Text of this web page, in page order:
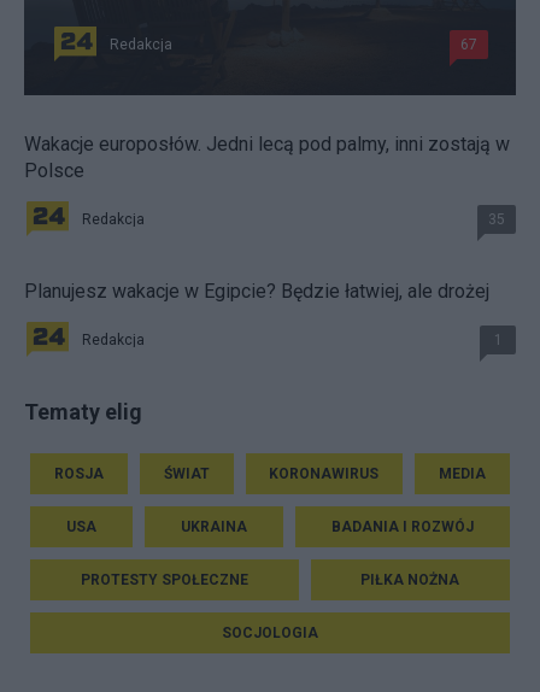
Redakcja 67
Wakacje europosłów. Jedni lecą pod palmy, inni zostają w
Polsce
Redakcja 35
Planujesz wakacje w Egipcie? Będzie łatwiej, ale drożej
Redakcja 1
Tematy elig
ROSJA ŚWIAT KORONAWIRUS MEDIA
USA UKRAINA BADANIA I ROZWÓJ
PROTESTY SPOŁECZNE PIŁKA NOŻNA
SOCJOLOGIA